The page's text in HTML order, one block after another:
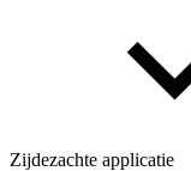
Zijdezachte applicatie